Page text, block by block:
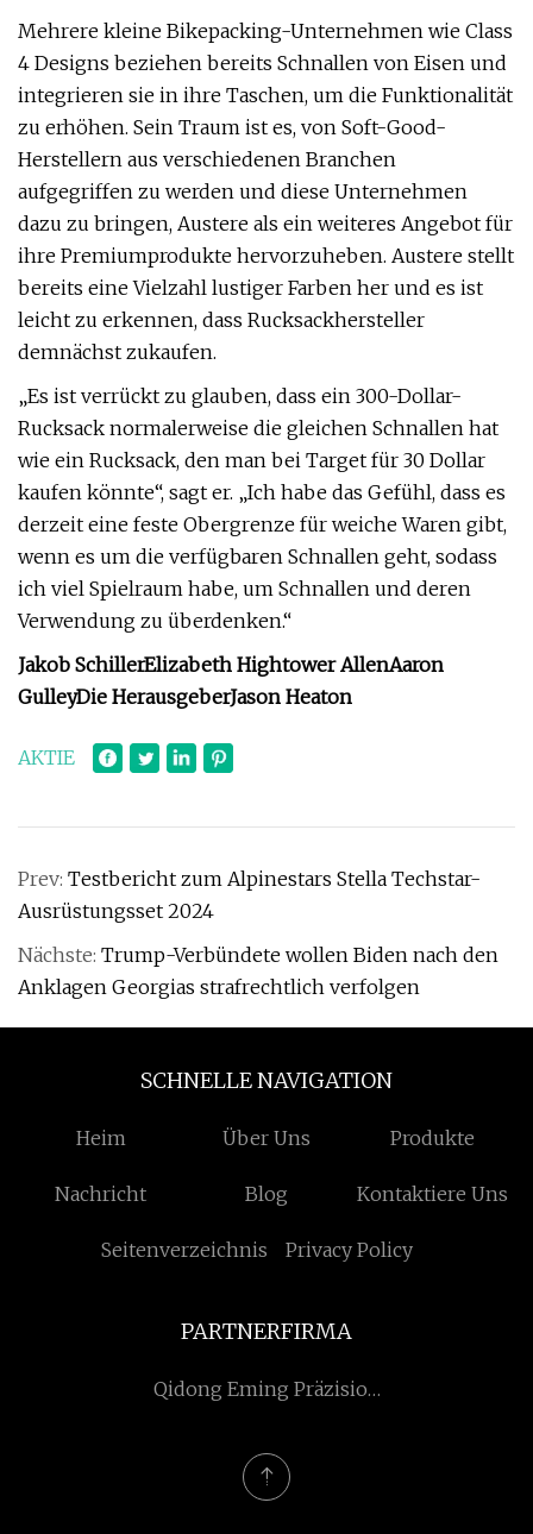
Mehrere kleine Bikepacking-Unternehmen wie Class
4 Designs beziehen bereits Schnallen von Eisen und
integrieren sie in ihre Taschen, um die Funktionalität
zu erhöhen. Sein Traum ist es, von Soft-Good-
Herstellern aus verschiedenen Branchen
aufgegriffen zu werden und diese Unternehmen
dazu zu bringen, Austere als ein weiteres Angebot für
ihre Premiumprodukte hervorzuheben. Austere stellt
bereits eine Vielzahl lustiger Farben her und es ist
leicht zu erkennen, dass Rucksackhersteller
demnächst zukaufen.
„Es ist verrückt zu glauben, dass ein 300-Dollar-
Rucksack normalerweise die gleichen Schnallen hat
wie ein Rucksack, den man bei Target für 30 Dollar
kaufen könnte“, sagt er. „Ich habe das Gefühl, dass es
derzeit eine feste Obergrenze für weiche Waren gibt,
wenn es um die verfügbaren Schnallen geht, sodass
ich viel Spielraum habe, um Schnallen und deren
Verwendung zu überdenken.“
Jakob SchillerElizabeth Hightower AllenAaron
GulleyDie HerausgeberJason Heaton
AKTIE
Prev: Testbericht zum Alpinestars Stella Techstar-
Ausrüstungsset 2024
Nächste: Trump-Verbündete wollen Biden nach den
Anklagen Georgias strafrechtlich verfolgen
SCHNELLE NAVIGATION
Heim Über Uns Produkte
Nachricht Blog Kontaktiere Uns
Seitenverzeichnis Privacy Policy
PARTNERFIRMA
Qidong Eming Präzision